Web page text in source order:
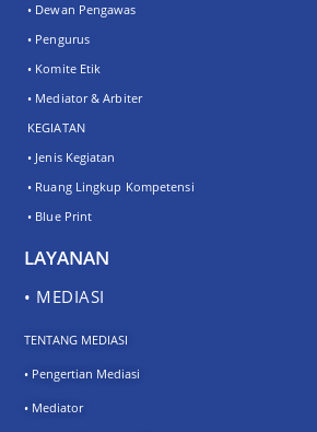
• Dewan Pengawas
• Pengurus
• Komite Etik
• Mediator & Arbiter
KEGIATAN
• Jenis Kegiatan
• Ruang Lingkup Kompetensi
• Blue Print
LAYANAN
• MEDIASI
TENTANG MEDIASI
• Pengertian Mediasi
• Mediator